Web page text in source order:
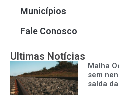
Municípios
Fale Conosco
Ultimas Notícias
Malha
sem
saída